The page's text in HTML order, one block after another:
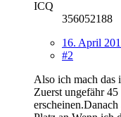
ICQ
356052188
16. April
#2
Also ich mach das
Zuerst ungefähr